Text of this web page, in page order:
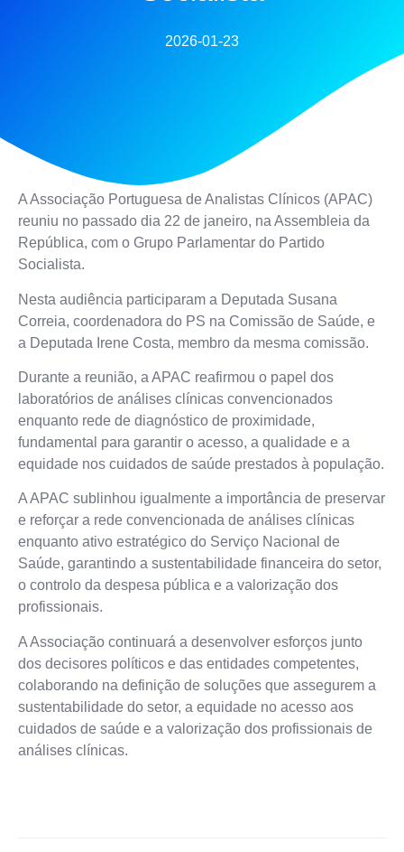
2026-01-23
A Associação Portuguesa de Analistas Clínicos (APAC)
reuniu no passado dia 22 de janeiro, na Assembleia da
República, com o Grupo Parlamentar do Partido
Socialista.
Nesta audiência participaram a Deputada Susana
Correia, coordenadora do PS na Comissão de Saúde, e
a Deputada Irene Costa, membro da mesma comissão.
Durante a reunião, a APAC reafirmou o papel dos
laboratórios de análises clínicas convencionados
enquanto rede de diagnóstico de proximidade,
fundamental para garantir o acesso, a qualidade e a
equidade nos cuidados de saúde prestados à população.
A APAC sublinhou igualmente a importância de preservar
e reforçar a rede convencionada de análises clínicas
enquanto ativo estratégico do Serviço Nacional de
Saúde, garantindo a sustentabilidade financeira do setor,
o controlo da despesa pública e a valorização dos
profissionais.
A Associação continuará a desenvolver esforços junto
dos decisores políticos e das entidades competentes,
colaborando na definição de soluções que assegurem a
sustentabilidade do setor, a equidade no acesso aos
cuidados de saúde e a valorização dos profissionais de
análises clínicas.